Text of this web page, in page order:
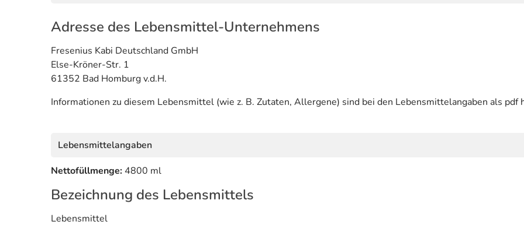
Adresse des Lebensmittel-Unternehmens
Fresenius Kabi Deutschland GmbH
Else-Kröner-Str. 1
61352 Bad Homburg v.d.H.
Informationen zu diesem Lebensmittel (wie z. B. Zutaten, Allergene) sind bei den Lebensmittelangaben als pdf
Lebensmittelangaben
Nettofüllmenge: 4800 ml
Bezeichnung des Lebensmittels
Lebensmittel